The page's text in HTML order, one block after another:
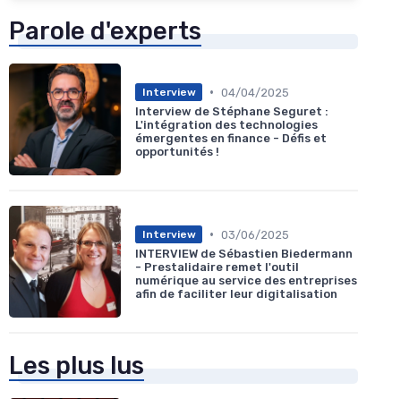
Parole d'experts
Interview • 04/04/2025
Interview de Stéphane Seguret :
L'intégration des technologies
émergentes en finance - Défis et
opportunités !
Interview • 03/06/2025
INTERVIEW de Sébastien Biedermann
- Prestalidaire remet l'outil
numérique au service des entreprises
afin de faciliter leur digitalisation
Les plus lus